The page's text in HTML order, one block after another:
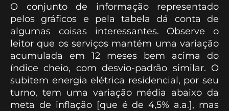
O conjunto de informação representado
pelos gráficos e pela tabela dá conta de
algumas coisas interessantes. Observe o
leitor que os serviços mantém uma variação
acumulada em 12 meses bem acima do
índice cheio, com desvio-padrão similar. O
subitem energia elétrica residencial, por seu
turno, tem uma variação média abaixo da
meta de inflação [que é de 4,5% a.a.], mas